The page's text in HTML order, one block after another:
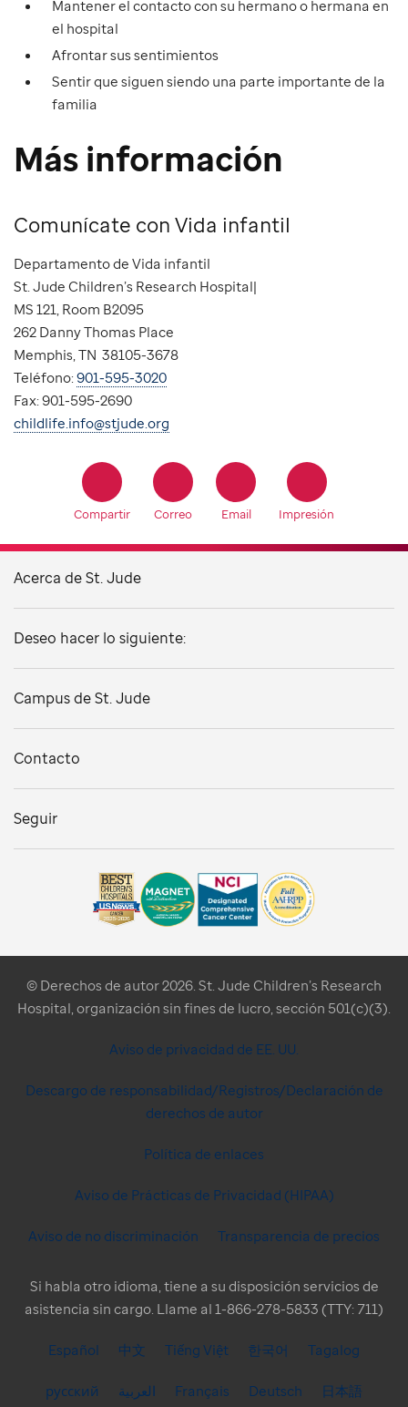
Mantener el contacto con su hermano o hermana en
el hospital
Afrontar sus sentimientos
Sentir que siguen siendo una parte importante de la
familia
Más información
Comunícate con Vida infantil
Departamento de Vida infantil
St. Jude Children’s Research Hospital|
MS 121, Room B2095
262 Danny Thomas Place
Memphis, TN 38105-3678
Teléfono:901-595-3020
Fax: 901-595-2690
childlife.info@stjude.org
Compartir Correo Email Impresión
Acerca de St. Jude
Deseo hacer lo siguiente:
Campus de St. Jude
Contacto
Seguir
© Derechos de autor 2026. St. Jude Children’s Research
Hospital, organización sin fines de lucro, sección 501(c)(3).
Aviso de privacidad de EE. UU.
Descargo de responsabilidad/Registros/Declaración de
derechos de autor
Política de enlaces
Aviso de Prácticas de Privacidad (HIPAA)
Aviso de no discriminación Transparencia de precios
Si habla otro idioma, tiene a su disposición servicios de
asistencia sin cargo. Llame al 1-866-278-5833 (TTY: 711)
Español 中文 Tiếng Việt 한국어 Tagalog
русский العربية Français Deutsch 日本語